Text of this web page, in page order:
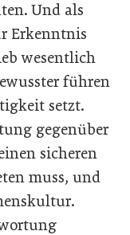
Und als
Erkenntnis
wesentlich
führen
setzt.
gegenüber
sicheren
muss, und